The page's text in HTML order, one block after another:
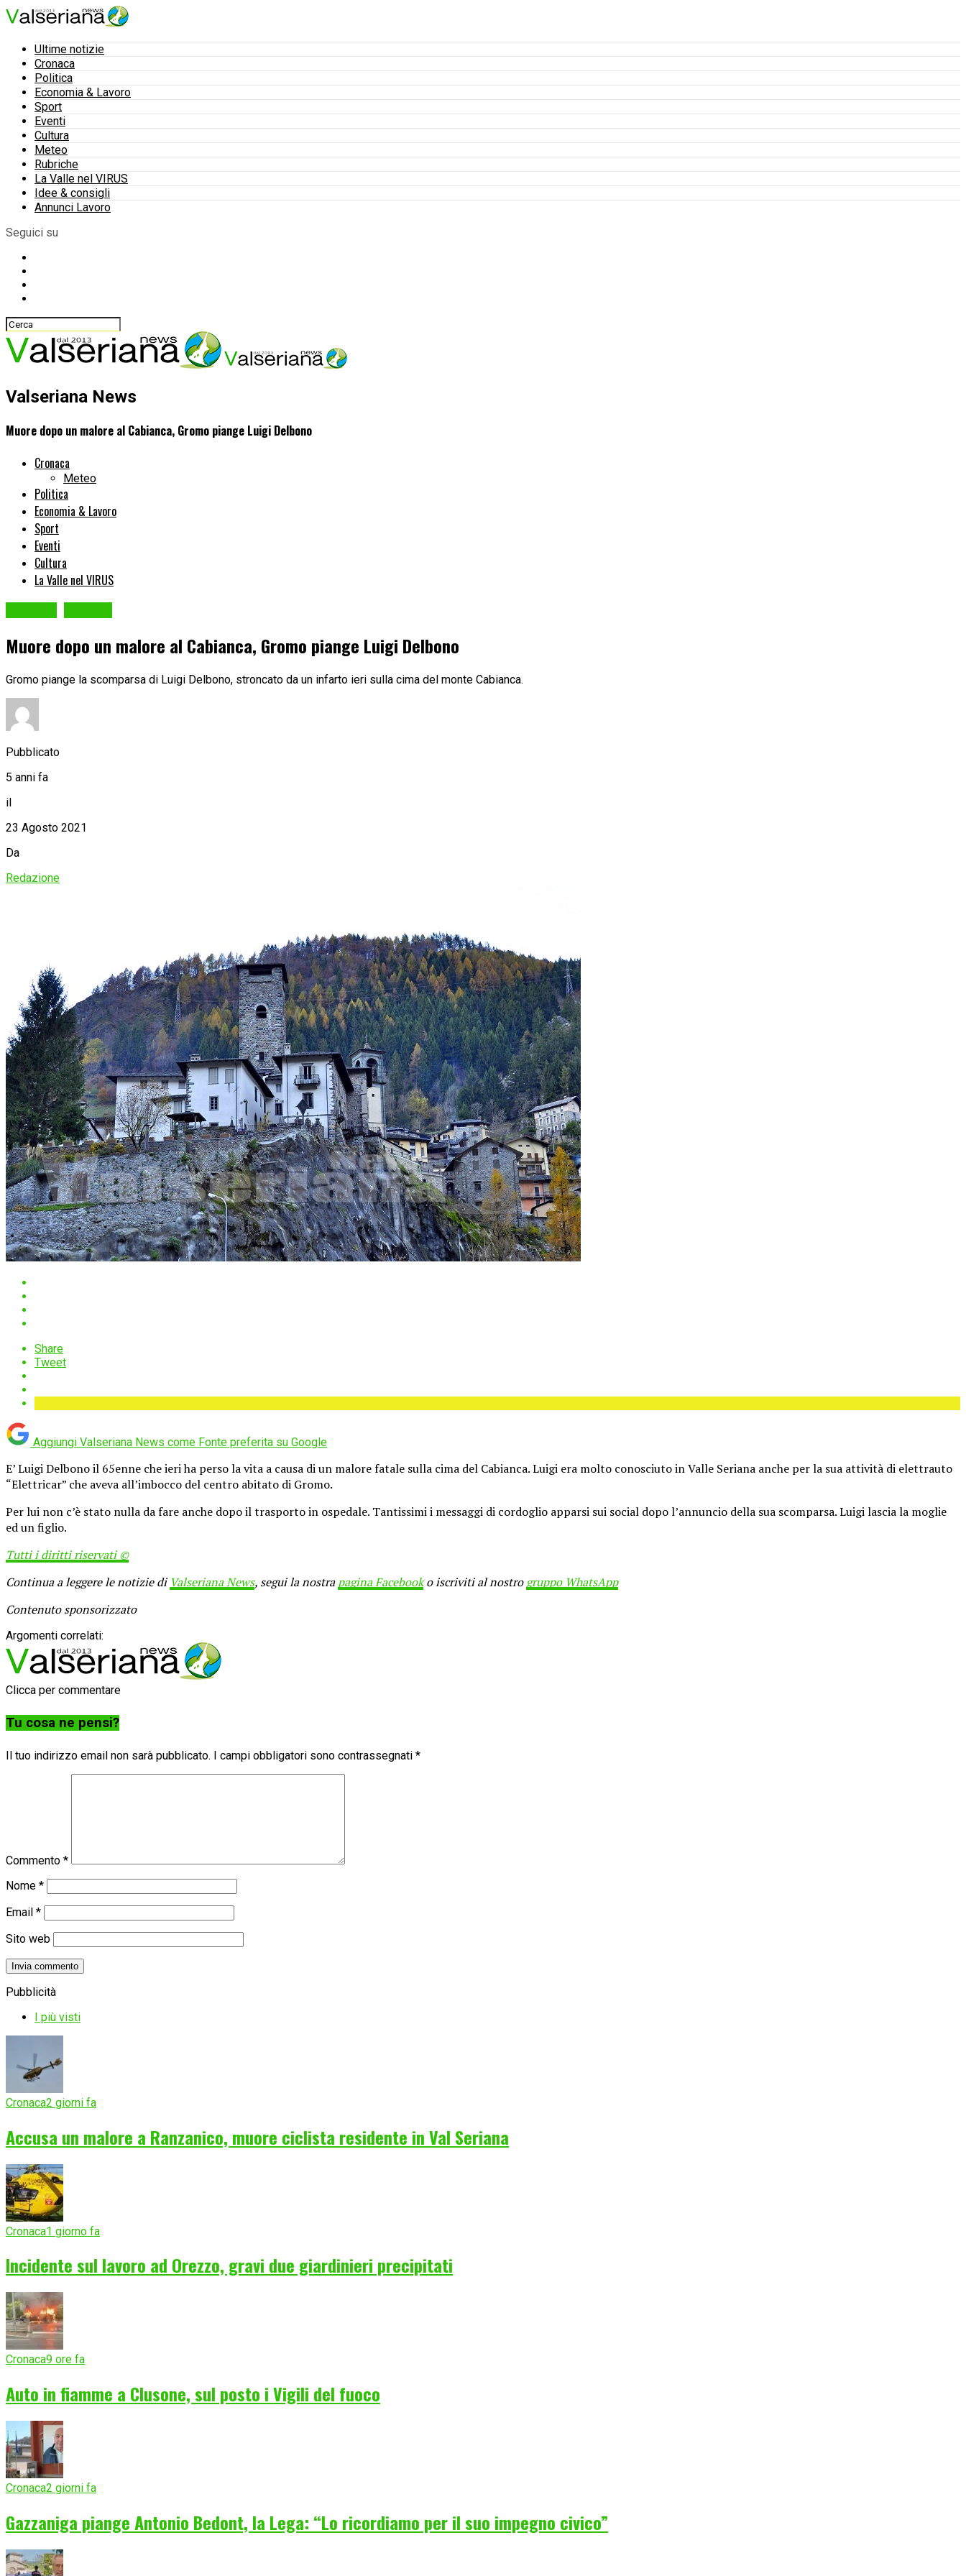
Ultime notizie
Cronaca
Politica
Economia & Lavoro
Sport
Eventi
Cultura
Meteo
Rubriche
La Valle nel VIRUS
Idee & consigli
Annunci Lavoro
Seguici su
Valseriana News
Muore dopo un malore al Cabianca, Gromo piange Luigi Delbono
Cronaca
Meteo
Politica
Economia & Lavoro
Sport
Eventi
Cultura
La Valle nel VIRUS
Muore dopo un malore al Cabianca, Gromo piange Luigi Delbono
Gromo piange la scomparsa di Luigi Delbono, stroncato da un infarto ieri sulla cima del monte Cabianca.
Pubblicato
5 anni fa
il
23 Agosto 2021
Da
Redazione
Share
Tweet
Aggiungi Valseriana News come Fonte preferita su Google
E’ Luigi Delbono il 65enne che ieri ha perso la vita a causa di un malore fatale sulla cima del Cabianca. Luigi era molto conosciuto in Valle Seriana anche per la sua attività di elettrauto
“Elettricar” che aveva all’imbocco del centro abitato di Gromo.
Per lui non c’è stato nulla da fare anche dopo il trasporto in ospedale. Tantissimi i messaggi di cordoglio apparsi sui social dopo l’annuncio della sua scomparsa. Luigi lascia la moglie
ed un figlio.
Tutti i diritti riservati ©
Continua a leggere le notizie di Valseriana News, segui la nostrapagina Facebooko iscriviti al nostrogruppo WhatsApp
Contenuto sponsorizzato
Argomenti correlati:
Clicca per commentare
Tu cosa ne pensi?
Il tuo indirizzo email non sarà pubblicato. I campi obbligatori sono contrassegnati *
Commento *
Nome *
Email *
Sito web
Pubblicità
I più visti
Cronaca2 giorni fa
Accusa un malore a Ranzanico, muore ciclista residente in Val Seriana
Cronaca1 giorno fa
Incidente sul lavoro ad Orezzo, gravi due giardinieri precipitati
Cronaca9 ore fa
Auto in fiamme a Clusone, sul posto i Vigili del fuoco
Cronaca2 giorni fa
Gazzaniga piange Antonio Bedont, la Lega: “Lo ricordiamo per il suo impegno civico”